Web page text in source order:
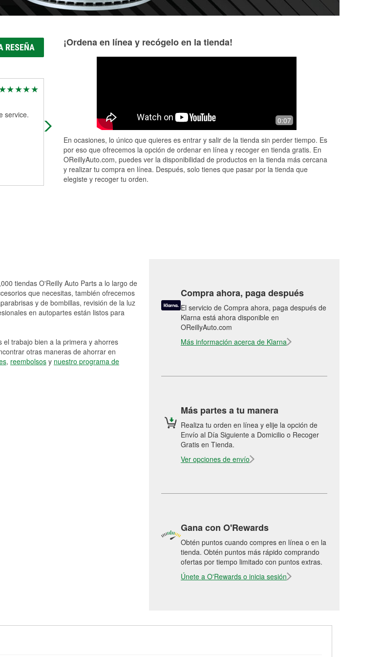
RESEÑA
service.
We came to this O Riley’s for spark
plugs and oil change Robert helped us
time to answer all of our questio...
Read More
Found out what I was looking for at a
good price, the staff was very helpful.
informative and knowledgeable staff.
¡Ordena en línea y recógelo en la tienda!
0:07
En ocasiones, lo único que quieres es entrar y salir de la tienda sin perder tiempo. Es
por eso que ofrecemos la opción de ordenar en línea y recoger en tienda gratis. En
OReillyAuto.com, puedes ver la disponibilidad de productos en la tienda más cercana
y realizar tu compra en línea. Después, solo tienes que pasar por la tienda que
elegiste y recoger tu orden.
tiendas O'Reilly Auto Parts a lo largo de
que necesitas, también ofrecemos
y de bombillas, revisión de la luz
en autopartes están listos para
el trabajo bien a la primera y ahorres
otras maneras de ahorrar en
, reembolsos y nuestro programa de
Compra ahora, paga después
El servicio de Compra ahora, paga después de
Klarna está ahora disponible en
OReillyAuto.com
Más información acerca de Klarna
Más partes a tu manera
Realiza tu orden en línea y elije la opción de
Envío al Día Siguiente a Domicilio o Recoger
Gratis en Tienda.
Ver opciones de envío
Gana con O'Rewards
Obtén puntos cuando compres en línea o en la
tienda. Obtén puntos más rápido comprando
ofertas por tiempo limitado con puntos extras.
Únete a O'Rewards o inicia sesión